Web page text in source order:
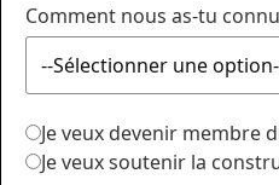
Comment nous as-tu
Je veux devenir membre
Je veux soutenir la